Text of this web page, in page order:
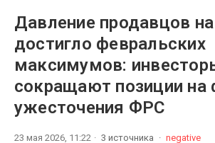
Давление продавцов
достигло февральских
максимумов:
сокращают позиции на
ужесточения ФРС
23 мая 2026, 11:22 3 источника negative